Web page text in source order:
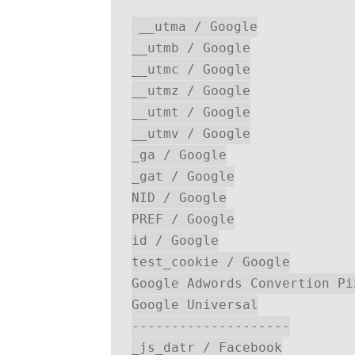
__utma / Google
__utmb / Google
__utmc / Google
__utmz / Google
__utmt / Google
__utmv / Google
_ga / Google
_gat / Google
NID / Google
PREF / Google
id / Google
test_cookie / Google
Google Adwords Convertion
Google Universal
--------------------
_js_datr / Facebook